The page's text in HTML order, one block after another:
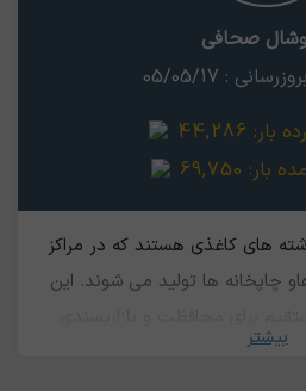
صحافی
: 05/05/17
بار: 44,286
بار: 69,750
های کاغذی هستند که در مراکز
چاپخانه ها تولید می شوند. این
هستند و هم قابلیت بازیافت جهت
بیشتر